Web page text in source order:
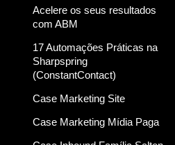
Acelere os seus resultados
com ABM
17 Automações Práticas na
Sharpspring
(ConstantContact)
Case Marketing Site
Case Marketing Mídia Paga